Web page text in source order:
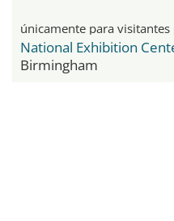
únicamente para
National Exhibition
Birmingham